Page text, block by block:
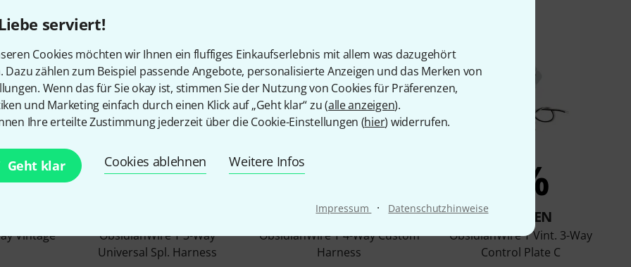
serviert!
Cookies möchten wir Ihnen ein fluffiges Einkaufserlebnis mit allem was dazugehört
Dazu zählen zum Beispiel passende Angebote, personalisierte Anzeigen und das Merken von
Wenn das für Sie okay ist, stimmen Sie der Nutzung von Cookies für Präferenzen,
und Marketing einfach durch einen Klick auf „Geht klar“ zu (alle anzeigen).
Ihre erteilte Zustimmung jederzeit über die Cookie-Einstellungen (hier) widerrufen.
Geht klar Cookies ablehnen Weitere Infos
Impressum · Datenschutzhinweise
die sich dieses Produkt angesehen haben
Vintage
8%
ObsidianWire T 3-Way
Universal Spl. Harness
KAUFTEN
ObsidianWire T 4-Way Custom
Harness
6%
KAUFTEN
ObsidianWire T Vint. 3-Way
Control Plate C